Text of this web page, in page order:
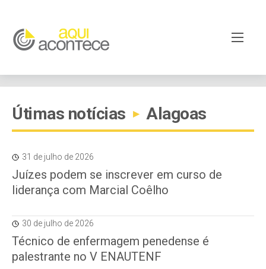
Útimas notícias ▸ Alagoas
31 de julho de 2026
Juízes podem se inscrever em curso de
liderança com Marcial Coêlho
30 de julho de 2026
Técnico de enfermagem penedense é
palestrante no V ENAUTENF